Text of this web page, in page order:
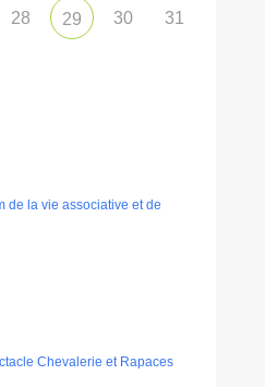
28 29 30 31
de la vie associative et de
Chevalerie et Rapaces